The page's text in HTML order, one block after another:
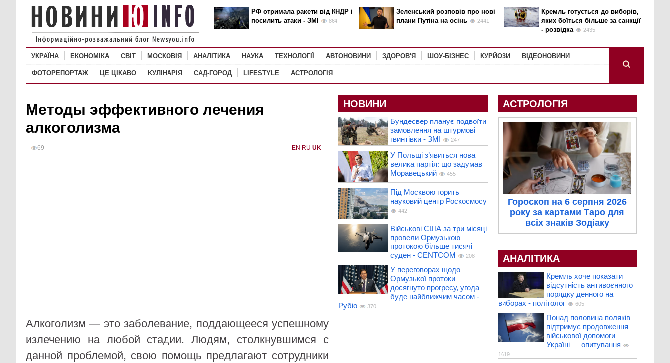
РФ отримала ракети від КНДР і
посилить атаки - ЗМІ
864
Зеленський розповів про нові
плани Путіна на осінь
2441
Кремль готується до виборів,
яких боїться більше за санкції
- розвідка
2435
УКРАЇНА ЕКОНОМІКА СВІТ MОСКОВІЯ АНАЛІТИКА НАУКА ТЕХНОЛОГІЇ АВТОНОВИНИ ЗДОРОВ'Я ШОУ-БІЗНЕС КУРЙОЗИ ВІДЕОНОВИНИ
ФОТОРЕПОРТАЖ ЦЕ ЦІКАВО KУЛІНАРІЯ САД-ГОРОД LIFESTYLE АСТРОЛОГІЯ
Методы эффективного лечения
алкоголизма
69 EN RU UK
Алкоголизм — это заболевание, поддающееся успешному
излечению на любой стадии. Людям, столкнувшимся с
данной проблемой, свою помощь предлагают сотрудники
НОВИНИ
Бундесвер планує подвоїти
замовлення на штурмові
гвинтівки - ЗМІ
247
У Польщі з’явиться нова
велика партія: що задумав
Моравецький
455
Під Москвою горить
науковий центр Роскосмосу
442
Військові США за три місяці
провели Ормузькою
протокою більше тисячі
суден - CENTCOM
208
У переговорах щодо
Ормузької протоки
досягнуто прогресу, угода
буде найближчим часом -
Рубіо
370
АСТРОЛОГІЯ
Гороскоп на 6 серпня 2026
року за картами Таро для
всіх знаків Зодіаку
АНАЛІТИКА
Кремль хоче показати
відсутність антивоєнного
порядку денного на
виборах - політолог
605
Понад половина поляків
підтримує продовження
військової допомоги
Україні — опитування
1619